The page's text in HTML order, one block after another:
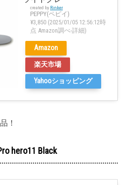
created by Rinker
PEPPY(ペピイ)
¥3,850 (2025/01/05 12:56:12時
点 Amazon調べ-詳細)
Amazon
楽天市場
Yahooショッピング
！
hero11 Black